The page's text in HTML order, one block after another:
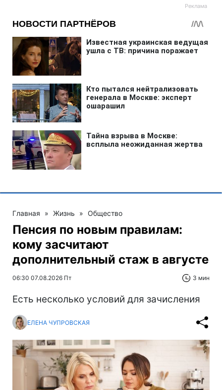
Главная » Жизнь » Общество
Пенсия по новым правилам:
кому засчитают
дополнительный стаж в августе
06:30 07.08.2026 Пт 3 мин
Есть несколько условий для зачисления
ЕЛЕНА ЧУПРОВСКАЯ